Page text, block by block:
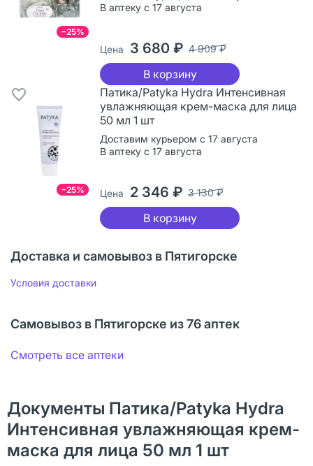
−25%
В аптеку с 17 августа
Цена 3 680 ₽ 4 909 ₽
В корзину
−25%
Патика/Patyka Hydra Интенсивная
увлажняющая крем-маска для лица
50 мл 1 шт
Доставим курьером с 17 августа
В аптеку с 17 августа
Цена 2 346 ₽ 3 130 ₽
В корзину
Доставка и самовывоз в Пятигорске
Условия доставки
Самовывоз в Пятигорске из 76 аптек
Смотреть все аптеки
Документы Патика/Patyka Hydra
Интенсивная увлажняющая крем-
маска для лица 50 мл 1 шт